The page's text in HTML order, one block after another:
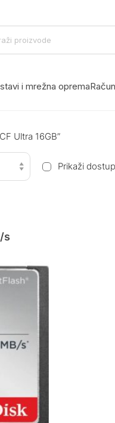
i mrežna oprema
Ultra 16GB”
Prikaži
s